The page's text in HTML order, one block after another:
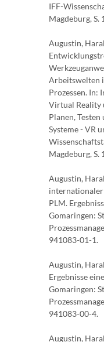
IFF-
Magdeburg, S.
Augustin,
Arbeitswelten
Prozessen. In:
Virtual Reality
Planen,
Systeme - VR
Magdeburg, S.
Augustin,
internationaler
PLM.
Gomaringen:
941083-01-1.
Augustin,
Ergebnisse
Gomaringen:
941083-00-4.
Augustin,